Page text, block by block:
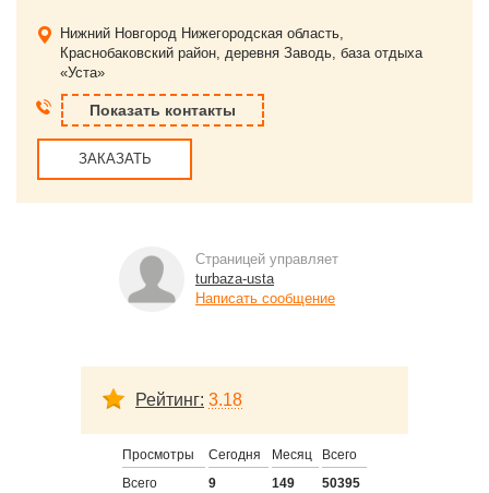
Нижний Новгород Нижегородская область,
Краснобаковский район, деревня Заводь, база отдыха
«Уста»
Показать контакты
ЗАКАЗАТЬ
Страницей управляет
turbaza-usta
Написать сообщение
Рейтинг: 3.18
Просмотры Сегодня Месяц
Всего
Всего
9 149 50395